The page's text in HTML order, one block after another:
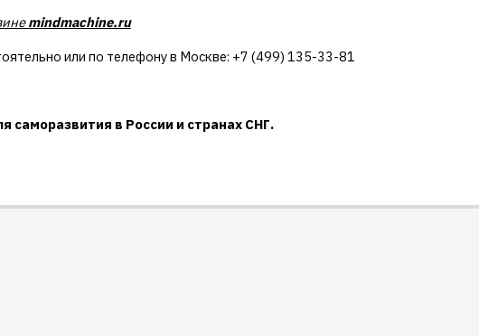
mindmachine.ru
или по телефону в Москве: +7 (499) 135-33-81
саморазвития в России и странах СНГ.